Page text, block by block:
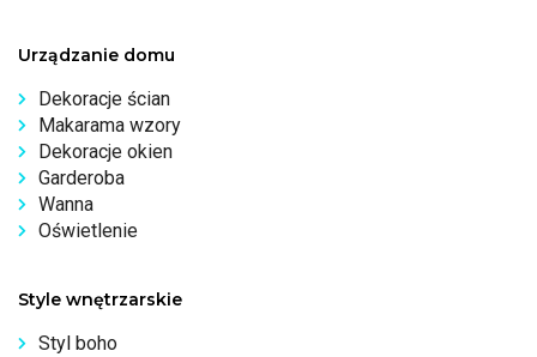
Urządzanie domu
Dekoracje ścian
Makarama wzory
Dekoracje okien
Garderoba
Wanna
Oświetlenie
Style wnętrzarskie
Styl boho